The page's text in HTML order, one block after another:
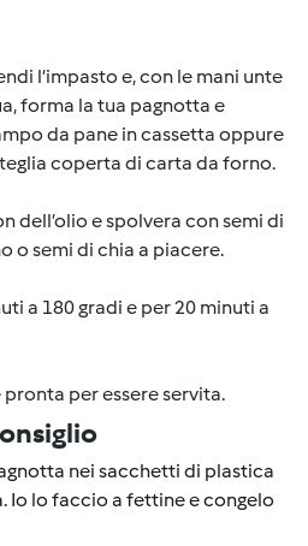
l’impasto e, con le mani unte
forma la tua pagnotta e
da pane in cassetta oppure
coperta di carta da forno.
dell’olio e spolvera con semi di
o semi di chia a piacere.
a 180 gradi e per 20 minuti a
per essere servita.
nei sacchetti di plastica
Io lo faccio a fettine e congelo